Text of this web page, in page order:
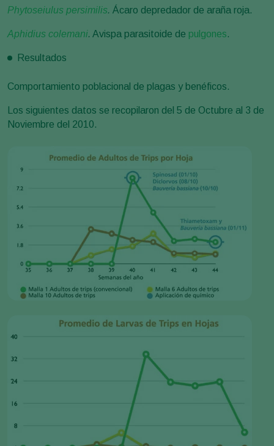
Phytoseiulus persimilis. Ácaro depredador de araña roja.
Aphidius colemani. Avispa parasitoide de pulgones.
Resultados
Comportamiento poblacional de plagas y benéficos.
Los siguientes datos se recopilaron del 5 de Octubre al 3 de
Noviembre del 2010.